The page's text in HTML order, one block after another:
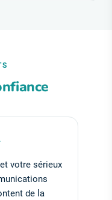
de notre
10 ans), nous
Le technico-